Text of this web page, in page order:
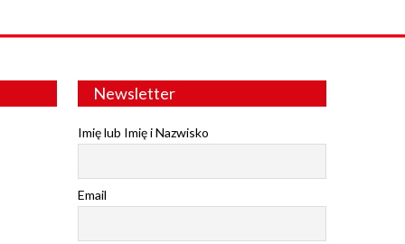
Newsletter
Imię lub Imię i Nazwisko
Email